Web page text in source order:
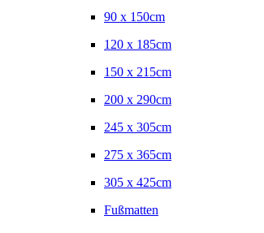
90 x 150cm
120 x 185cm
150 x 215cm
200 x 290cm
245 x 305cm
275 x 365cm
305 x 425cm
Fußmatten